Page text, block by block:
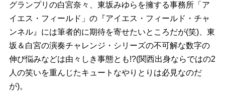
グランプリの白宮奈々、東坂みゆらを擁する事務所「ア
イエス・フィールド」の『アイエス・フィールド・チャ
ンネル』には筆者的に期待を寄せたいところだが(笑)、東
坂＆白宮の演奏チャレンジ・シリーズの不可解な数字の
伸び悩みなどは由々しき事態とも!?(関西出身ならではの2
人の笑いを重んじたキュートなやりとりは必見なのだ
が)。